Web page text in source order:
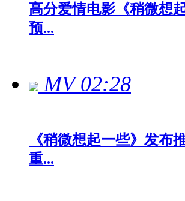
高分爱情电影《稍微想
预...
MV 02:28
《稍微想起一些》发布
重...